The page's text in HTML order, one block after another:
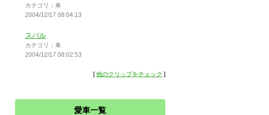
カテゴリ：車
2004/12/17 08:04:13
スバル
カテゴリ：車
2004/12/17 08:02:53
[他のクリップをチェック ]
愛車一覧